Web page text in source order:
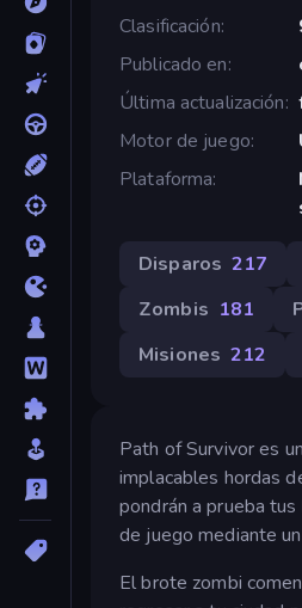
Clasificación
Publicado en
Última actualización
Motor de juego
Plataforma
Disparos 217
Zombis 181
Misiones 212
Path of Survivor es
implacables hordas
pondrán a prueba
de juego mediante
El brote zombi